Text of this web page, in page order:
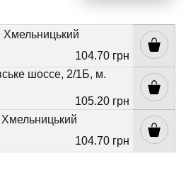
Хмельницький
104.70 грн
шоссе, 2/1Б, м.
105.20 грн
104.70 грн